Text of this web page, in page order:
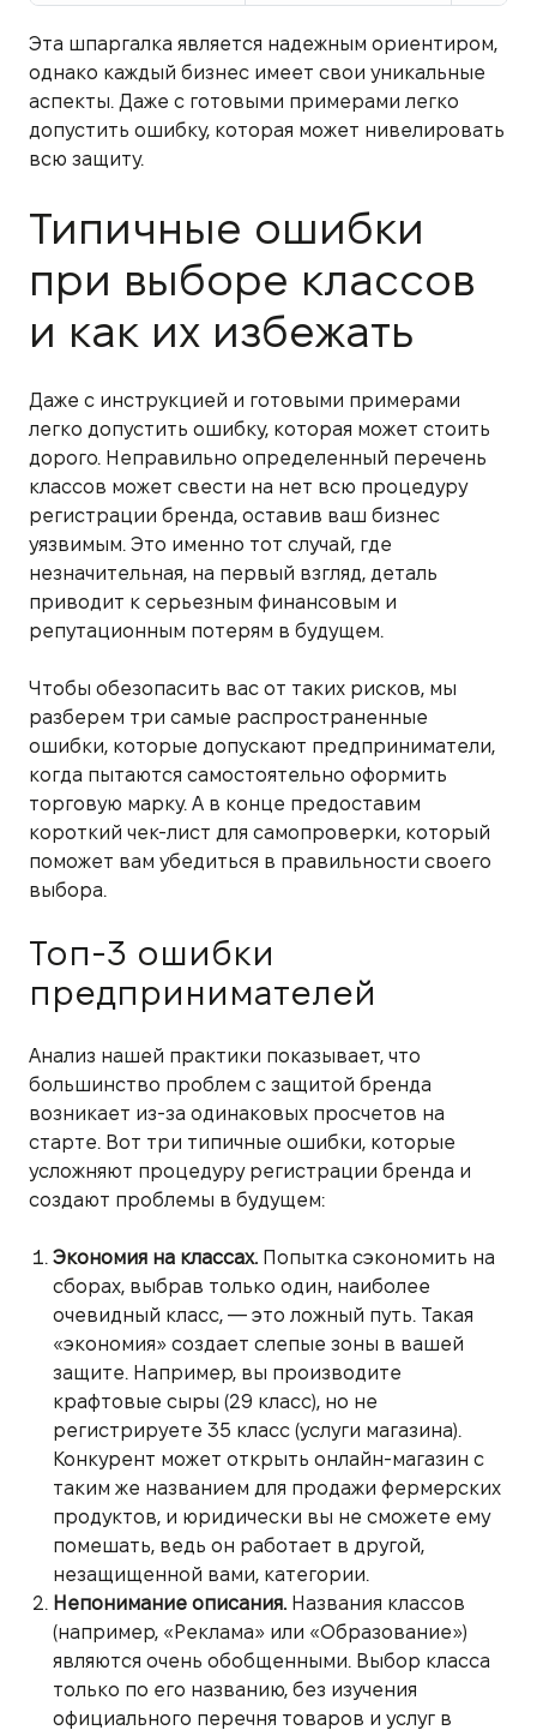
Эта шпаргалка является надежным ориентиром,
однако каждый бизнес имеет свои уникальные
аспекты. Даже с готовыми примерами легко
допустить ошибку, которая может нивелировать
всю защиту.
Типичные ошибки
при выборе классов
и как их избежать
Даже с инструкцией и готовыми примерами
легко допустить ошибку, которая может стоить
дорого. Неправильно определенный перечень
классов может свести на нет всю процедуру
регистрации бренда, оставив ваш бизнес
уязвимым. Это именно тот случай, где
незначительная, на первый взгляд, деталь
приводит к серьезным финансовым и
репутационным потерям в будущем.
Чтобы обезопасить вас от таких рисков, мы
разберем три самые распространенные
ошибки, которые допускают предприниматели,
когда пытаются самостоятельно оформить
торговую марку. А в конце предоставим
короткий чек-лист для самопроверки, который
поможет вам убедиться в правильности своего
выбора.
Топ-3 ошибки
предпринимателей
Анализ нашей практики показывает, что
большинство проблем с защитой бренда
возникает из-за одинаковых просчетов на
старте. Вот три типичные ошибки, которые
усложняют процедуру регистрации бренда и
создают проблемы в будущем:
Экономия на классах. Попытка сэкономить на
сборах, выбрав только один, наиболее
очевидный класс, — это ложный путь. Такая
«экономия» создает слепые зоны в вашей
защите. Например, вы производите
крафтовые сыры (29 класс), но не
регистрируете 35 класс (услуги магазина).
Конкурент может открыть онлайн-магазин с
таким же названием для продажи фермерских
продуктов, и юридически вы не сможете ему
помешать, ведь он работает в другой,
незащищенной вами, категории.
Непонимание описания. Названия классов
(например, «Реклама» или «Образование»)
являются очень обобщенными. Выбор класса
только по его названию, без изучения
официального перечня товаров и услуг в